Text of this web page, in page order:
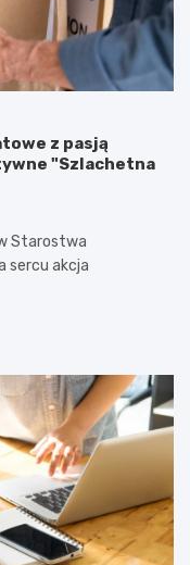
z pasją
"Szlachetna
Starostwa
sercu akcja